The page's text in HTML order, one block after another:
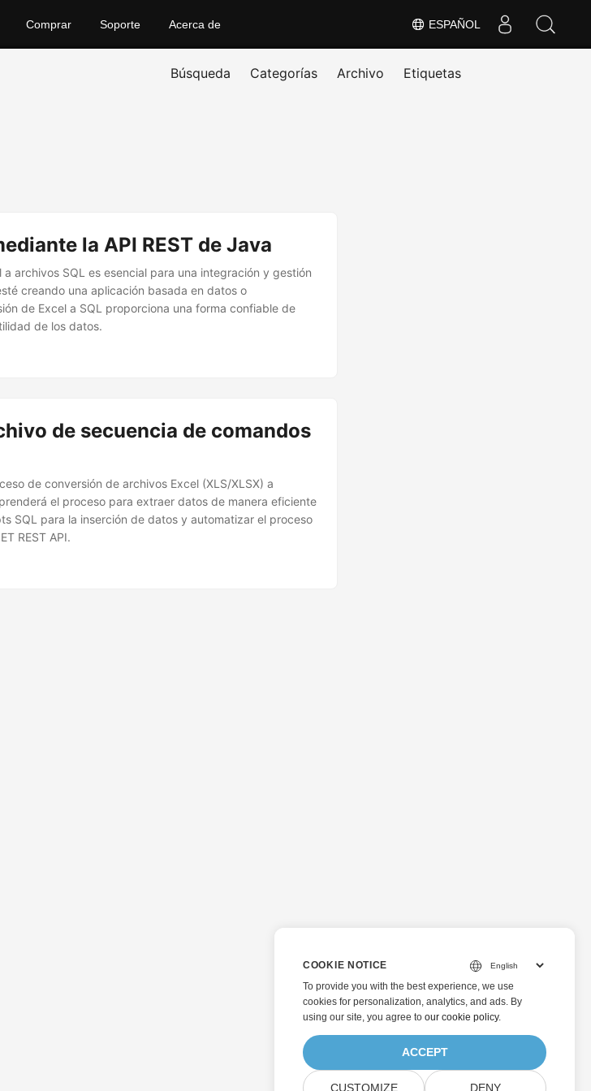
ESPAÑOL
Comprar Soporte Acerca de
Búsqueda Categorías Archivo Etiquetas
la API REST de Java
archivos SQL es esencial para una integración y gestión
creando una aplicación basada en datos o
de Excel a SQL proporciona una forma confiable de
de los datos.
de secuencia de comandos
de conversión de archivos Excel (XLS/XLSX) a
el proceso para extraer datos de manera eficiente
SQL para la inserción de datos y automatizar el proceso
REST API.
COOKIE NOTICE
To provide you with the best experience, we use
cookies for personalization, analytics, and ads. By
using our site, you agree to our cookie policy.
ACCEPT
CUSTOMIZE DENY